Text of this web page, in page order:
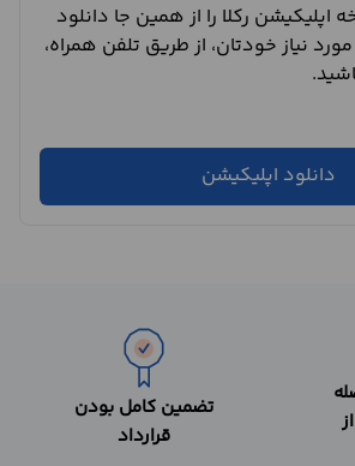
اپلیکیشن رکلا را از همین جا دانلود
نیاز خودتان، از طریق تلفن همراه،
دانلود اپلیکیشن
تضمین کامل بودن
قرارداد